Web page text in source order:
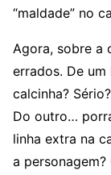
“maldade” no
Agora, sobre a
errados. De
calcinha?
Do outro…
linha extra na
a